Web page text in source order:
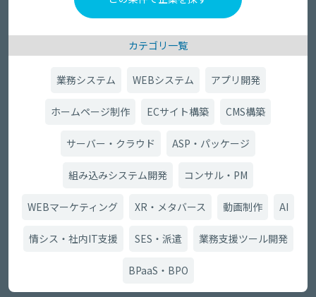
カテゴリ一覧
業務システム WEBシステム アプリ開発
ホームページ制作 ECサイト構築 CMS構築
サーバー・クラウド ASP・パッケージ
組み込みシステム開発 コンサル・PM
WEBマーケティング XR・メタバース 動画制作 AI
情シス・社内IT支援 SES・派遣 業務支援ツール開発
BPaaS・BPO